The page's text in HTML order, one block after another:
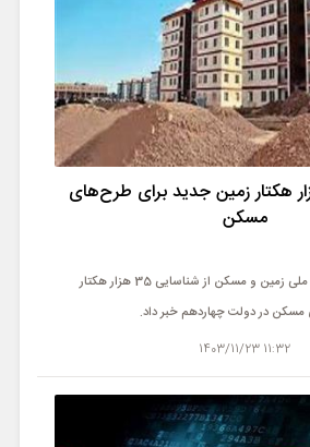
35 هزار هکتار زمین جدید برای طرح‌های
مسکن
عضو هیات مدیره سازمان ملی زمین و مسکن از شناسایی 35 هزار هکتار
در دولت چهاردهم خبر داد.
11:32 1403/11/23